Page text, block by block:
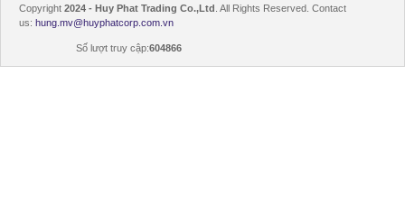
Copyright 2024 - Huy Phat Trading Co.,Ltd . All Rights Reserved. Contact
us: hung.mv@huyphatcorp.com.vn
Số lượt truy cập:604866